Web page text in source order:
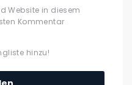
Website in diesem
Kommentar
hinzu!